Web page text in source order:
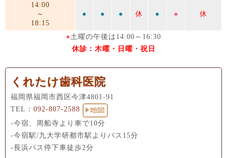
14:00
～
18:15
● ● ● 休 ● ● 休
●土曜の午後は14:00～16:30
休診：木曜・日曜・祝日
くれたけ歯科医院
福岡県福岡市西区今津4801-91
TEL： 092-807-2588
-今宿、周船寺より車で10分
-今宿駅/九大学研都市駅よりバス15分
-長浜バス停下車徒歩2分